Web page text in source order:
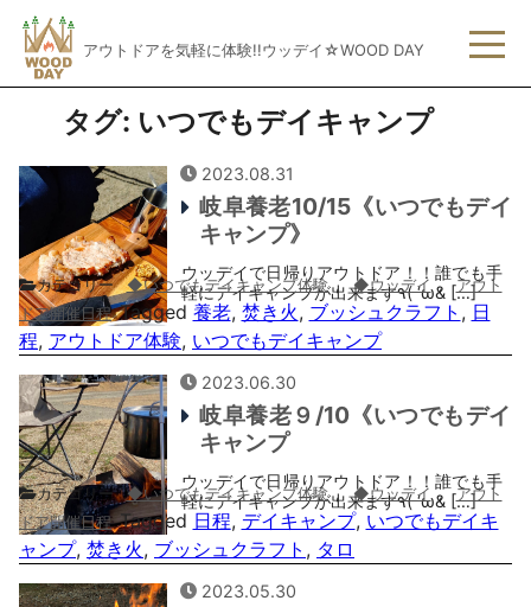
アウトドアを気軽に体験!!ウッデイ☆WOOD DAY
タグ: いつでもデイキャンプ
2023.08.31
岐阜養老10/15《いつでもデイ
キャンプ》
ウッデイで日帰りアウトドア！！誰でも手
軽にデイキャンプが出来ます٩( ‘ω& […]
カテゴリー ◆いつでもデイキャンプ体験 , ◆ウッデイ , アウト
ドア開催日程 Tagged 養老, 焚き火, ブッシュクラフト , 日
程, アウトドア体験, いつでもデイキャンプ
2023.06.30
岐阜養老９/10《いつでもデイ
キャンプ
ウッデイで日帰りアウトドア！！誰でも手
軽にデイキャンプが出来ます٩( ‘ω& […]
カテゴリー ◆いつでもデイキャンプ体験 , ◆ウッデイ , アウト
ドア開催日程 Tagged 日程, デイキャンプ, いつでもデイキ
ャンプ, 焚き火, ブッシュクラフト , タロ
2023.05.30